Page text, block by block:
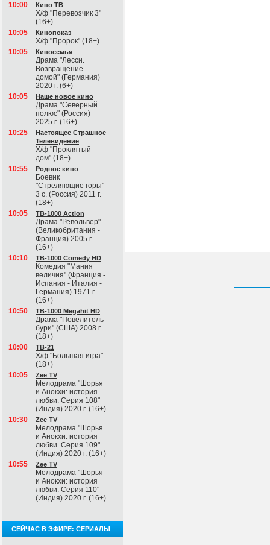
10:00
Кино ТВ
Х/ф "Перевозчик 3"
(16+)
10:05
Кинопоказ
Х/ф "Пророк" (18+)
10:05
Киносемья
Драма "Лесси.
Возвращение
домой" (Германия)
2020 г. (6+)
10:05
Наше новое кино
Драма "Северный
полюс" (Россия)
2025 г. (16+)
10:25
Настоящее Страшное
Телевидение
Х/ф "Проклятый
дом" (18+)
10:55
Родное кино
Боевик
"Стреляющие горы"
3 с. (Россия) 2011 г.
(18+)
10:05
ТВ-1000 Action
Драма "Револьвер"
(Великобритания -
Франция) 2005 г.
(16+)
10:10
ТВ-1000 Comedy HD
Комедия "Мания
величия" (Франция -
Испания - Италия -
Германия) 1971 г.
(16+)
10:50
ТВ-1000 Megahit HD
Драма "Повелитель
бури" (США) 2008 г.
(18+)
10:00
ТВ-21
Х/ф "Большая игра"
(18+)
10:05
Zee TV
Мелодрама "Шорья
и Анокхи: история
любви. Серия 108"
(Индия) 2020 г. (16+)
10:30
Zee TV
Мелодрама "Шорья
и Анокхи: история
любви. Серия 109"
(Индия) 2020 г. (16+)
10:55
Zee TV
Мелодрама "Шорья
и Анокхи: история
любви. Серия 110"
(Индия) 2020 г. (16+)
СЕЙЧАС В ЭФИРЕ: СЕРИАЛЫ